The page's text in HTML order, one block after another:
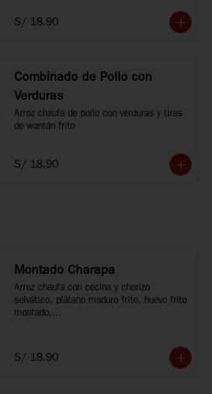
S/ 18.90
Combinado de Pollo con
Verduras
Arroz chaufa de pollo con verduras y tiras
de wantán frito
S/ 18.90
Montado Charapa
Arroz chaufa con cecina y chorizo
selvático, plátano maduro frito, huevo frito
montado.
S/ 18.90